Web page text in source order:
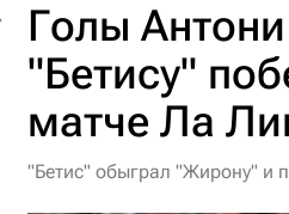
Голы
"Бетису"
матче Ла
"Бетис" обыграл "Жирону" и